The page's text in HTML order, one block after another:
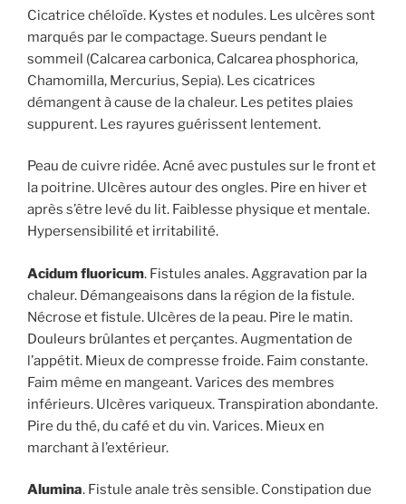
Cicatrice chéloïde. Kystes et nodules. Les ulcères sont
marqués par le compactage. Sueurs pendant le
sommeil (Calcarea carbonica, Calcarea phosphorica,
Chamomilla, Mercurius, Sepia). Les cicatrices
démangent à cause de la chaleur. Les petites plaies
suppurent. Les rayures guérissent lentement.
Peau de cuivre ridée. Acné avec pustules sur le front et
la poitrine. Ulcères autour des ongles. Pire en hiver et
après s’être levé du lit. Faiblesse physique et mentale.
Hypersensibilité et irritabilité.
Acidum fluoricum. Fistules anales. Aggravation par la
chaleur. Démangeaisons dans la région de la fistule.
Nécrose et fistule. Ulcères de la peau. Pire le matin.
Douleurs brûlantes et perçantes. Augmentation de
l’appétit. Mieux de compresse froide. Faim constante.
Faim même en mangeant. Varices des membres
inférieurs. Ulcères variqueux. Transpiration abondante.
Pire du thé, du café et du vin. Varices. Mieux en
marchant à l’extérieur.
Alumina. Fistule anale très sensible. Constipation due